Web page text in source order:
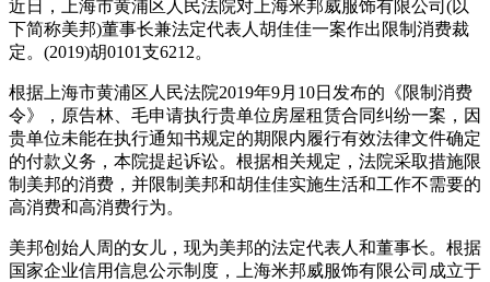
近日，上海市黄浦区人民法院对上海米邦威服饰有限公司(以
下简称美邦)董事长兼法定代表人胡佳佳一案作出限制消费裁
定。(2019)胡0101支6212。
根据上海市黄浦区人民法院2019年9月10日发布的《限制消费
令》，原告林、毛申请执行贵单位房屋租赁合同纠纷一案，因
贵单位未能在执行通知书规定的期限内履行有效法律文件确定
的付款义务，本院提起诉讼。根据相关规定，法院采取措施限
制美邦的消费，并限制美邦和胡佳佳实施生活和工作不需要的
高消费和高消费行为。
美邦创始人周的女儿，现为美邦的法定代表人和董事长。根据
国家企业信用信息公示制度，上海米邦威服饰有限公司成立于